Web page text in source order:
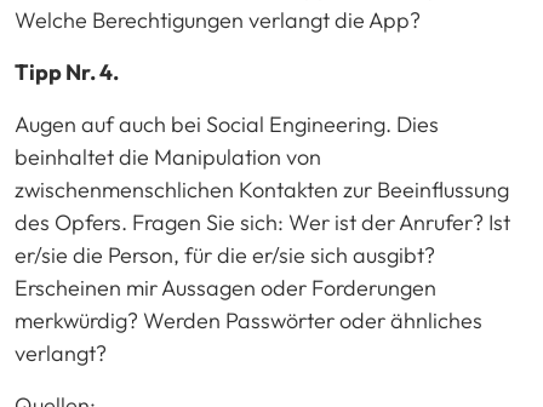
Welche Berechtigungen verlangt die App?
Tipp Nr. 4.
Augen auf auch bei Social Engineering. Dies
beinhaltet die Manipulation von
zwischenmenschlichen Kontakten zur Beeinflussung
des Opfers. Fragen Sie sich: Wer ist der Anrufer? Ist
er/sie die Person, für die er/sie sich ausgibt?
Erscheinen mir Aussagen oder Forderungen
merkwürdig? Werden Passwörter oder ähnliches
verlangt?